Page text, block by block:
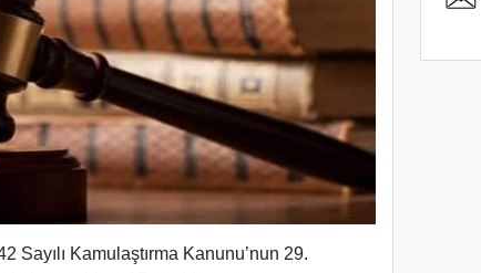
Sayılı Kamulaştırma Kanunu’nun 29.